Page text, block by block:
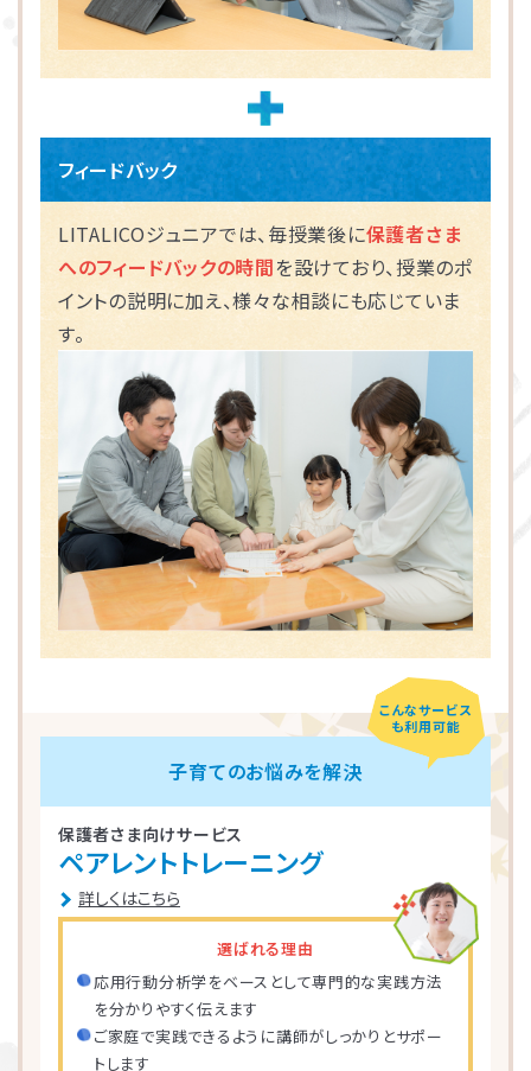
フィードバック
LITALICOジュニアでは、毎授業後に保護者さま
へのフィードバックの時間を設けており、授業のポ
イントの説明に加え、様々な相談にも応じていま
す。
こんなサービス
も利用可能
子育てのお悩みを解決
保護者さま向けサービス
ペアレントトレーニング
詳しくはこちら
選ばれる理由
応用行動分析学をベースとして専門的な実践方法
を分かりやすく伝えます
ご家庭で実践できるように講師がしっかりとサポー
トします